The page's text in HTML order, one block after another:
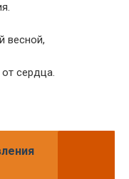
весной,
сердца.